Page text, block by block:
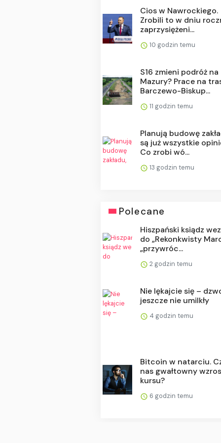
Cios w Nawrockiego.
Zrobili to w dniu
zaprzysiężeni...
10 godzin temu
S16 zmieni podróż na
Mazury? Prace na
Barczewo-Biskup...
11 godzin temu
Planują budowę
są już wszystkie
Co zrobi wó...
13 godzin temu
Polecane
Hiszpański ksiądz
do „Rekonkwisty
„przywróc...
2 godzin temu
Nie lękajcie się –
jeszcze nie umilkły
4 godzin temu
Bitcoin w natarciu.
nas gwałtowny
kursu?
6 godzin temu